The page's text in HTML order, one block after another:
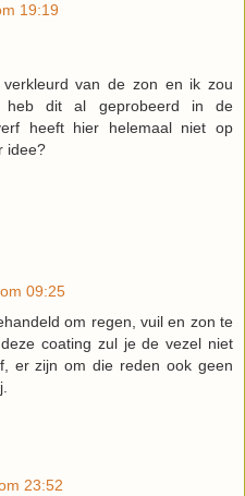
19:19
van de zon en ik zou
heb dit al geprobeerd in de
heeft hier helemaal niet op
idee?
09:25
om regen, vuil en zon te
coating zul je de vezel niet
er zijn om die reden ook geen
23:52